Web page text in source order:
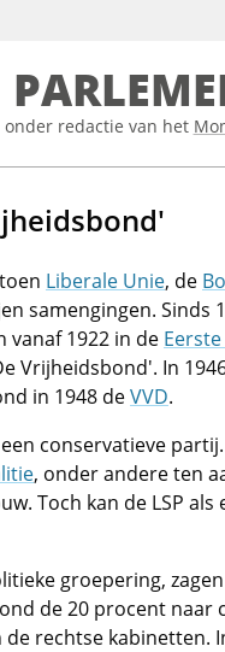
onder redactie van het
Liberale Unie, de
samengingen. Sinds
vanaf 1922 in de
Vrijheidsbond'. In
in 1948 deVVD.
conservatieve
, onder andere ten
Toch kan de LSP als
groepering,
de 20 procent naar
rechtse kabinetten.